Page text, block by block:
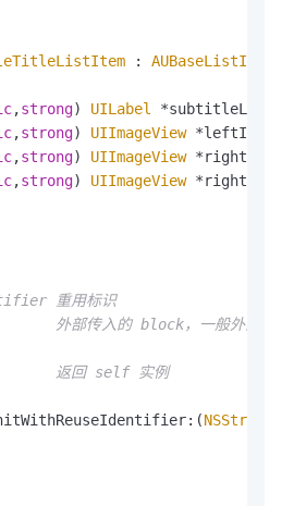
: AUBaseListItem
,strong) UILabel
,strong) UIImageView
,strong) UIImageView
,strong) UIImageView
重用标识
外部传入的 block，一般外部
返回 self 实例
NSString